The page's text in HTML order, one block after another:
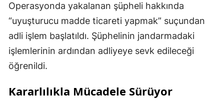
Operasyonda yakalanan şüpheli hakkında
“uyuşturucu madde ticareti yapmak” suçundan
adli işlem başlatıldı. Şüphelinin jandarmadaki
işlemlerinin ardından adliyeye sevk edileceği
öğrenildi.
Kararlılıkla Mücadele Sürüyor